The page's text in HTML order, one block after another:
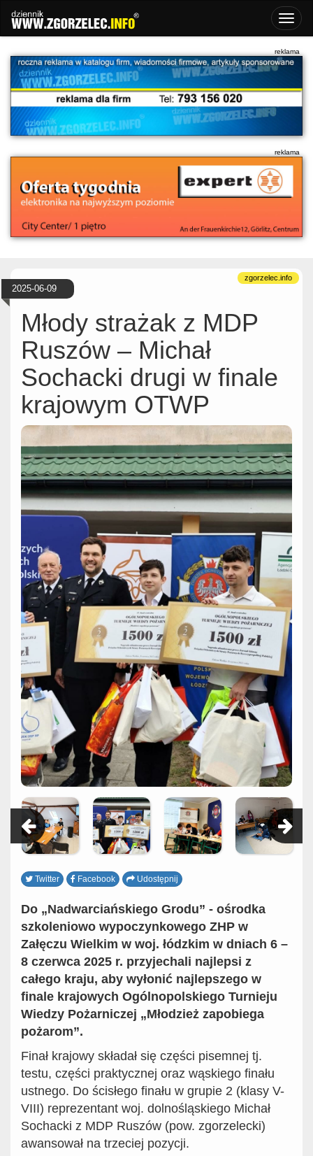
2025-06-09
Młody strażak z MDP
Ruszów – Michał
Sochacki drugi w finale
krajowym OTWP
Twitter Facebook Udostępnij
Do „Nadwarciańskiego Grodu” - ośrodka
szkoleniowo wypoczynkowego ZHP w
Załęczu Wielkim w woj. łódzkim w dniach 6 –
8 czerwca 2025 r. przyjechali najlepsi z
całego kraju, aby wyłonić najlepszego w
finale krajowych Ogólnopolskiego Turnieju
Wiedzy Pożarniczej „Młodzież zapobiega
pożarom”.
Finał krajowy składał się części pisemnej tj.
testu, części praktycznej oraz wąskiego finału
ustnego. Do ścisłego finału w grupie 2 (klasy V-
VIII) reprezentant woj. dolnośląskiego Michał
Sochacki z MDP Ruszów (pow. zgorzelecki)
awansował na trzeciej pozycji.